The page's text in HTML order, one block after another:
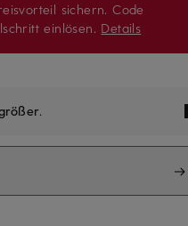
sichern. Code
einlösen. Details
.